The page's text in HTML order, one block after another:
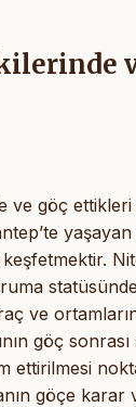
ve göç
keşfetmektir.
ve
göç
ettirilmesi
göçe